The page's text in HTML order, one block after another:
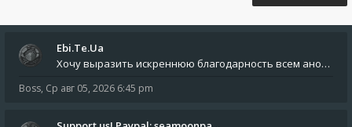
Ebi.Te.Ua
Хочу выразить искреннюю благодарность всем анонимным пользователям, которые поддержали наше сообщество финансово. Благод
Boss, Ср авг 05, 2026 6:45 pm